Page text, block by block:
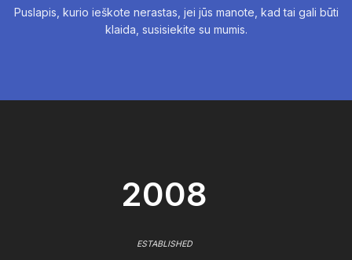
Puslapis, kurio ieškote nerastas, jei jūs manote, kad tai gali būti
klaida, susisiekite su mumis.
2008
ESTABLISHED